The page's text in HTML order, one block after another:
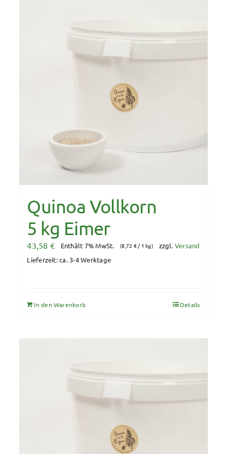
Quinoa Vollkorn
5 kg Eimer
43,58 € Enthält 7% MwSt. (8,72 €/ 1 kg) zzgl. Versand
Lieferzeit: ca. 3-4 Werktage
In den Warenkorb Details